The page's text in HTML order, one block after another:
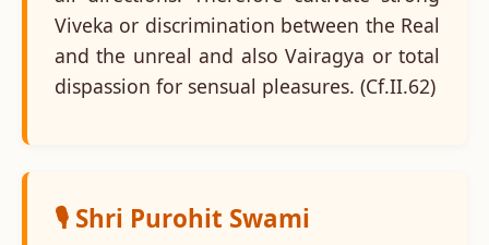
Viveka or discrimination between the Real
and the unreal and also Vairagya or total
dispassion for sensual pleasures. (Cf.II.62)
🎙️ Shri Purohit Swami